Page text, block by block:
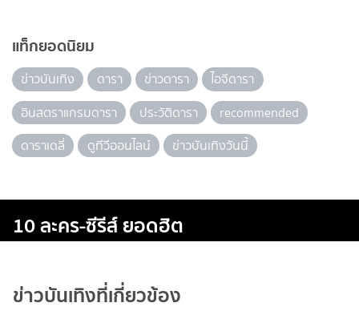
แท็กยอดนิยม
ข่าวบันเทิง ดารา ข่าวดารา
ไอจีดารา
อินสตราแกรมดารา
ประวัติดารา
recommended
ดาราเดลี่
ดูทีวีออนไลน์ ข่าวบันเทิงวันนี้
10 ละคร-ซีรีส์ ยอดฮิต
ข่าวบันเทิงที่เกี่ยวข้อง